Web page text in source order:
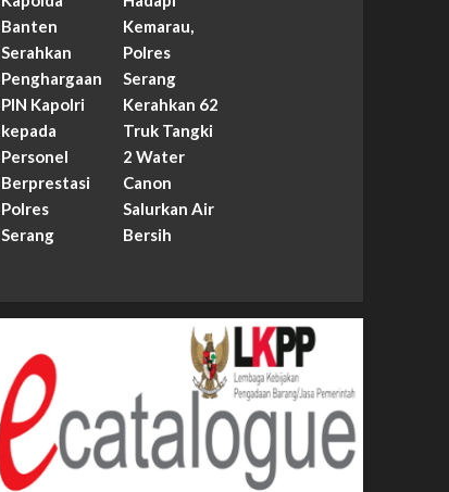
Banten
Serahkan
Penghargaan
PIN Kapolri
kepada
Personel
Berprestasi
Polres
Serang
Kemarau,
Polres
Serang
Kerahkan 62
Truk Tangki
2 Water
Canon
Salurkan Air
Bersih